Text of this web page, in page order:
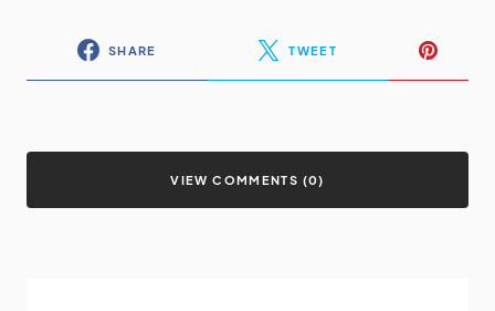
SHARE TWEET
VIEW COMMENTS (0)